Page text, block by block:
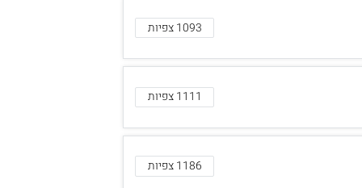
1093 צפיות
1111 צפיות
1186 צפיות